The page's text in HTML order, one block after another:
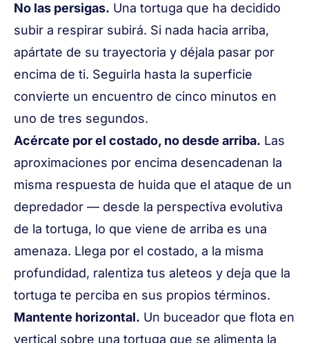
No las persigas. Una tortuga que ha decidido
subir a respirar subirá. Si nada hacia arriba,
apártate de su trayectoria y déjala pasar por
encima de ti. Seguirla hasta la superficie
convierte un encuentro de cinco minutos en
uno de tres segundos.
Acércate por el costado, no desde arriba. Las
aproximaciones por encima desencadenan la
misma respuesta de huida que el ataque de un
depredador — desde la perspectiva evolutiva
de la tortuga, lo que viene de arriba es una
amenaza. Llega por el costado, a la misma
profundidad, ralentiza tus aleteos y deja que la
tortuga te perciba en sus propios términos.
Mantente horizontal. Un buceador que flota en
vertical sobre una tortuga que se alimenta la